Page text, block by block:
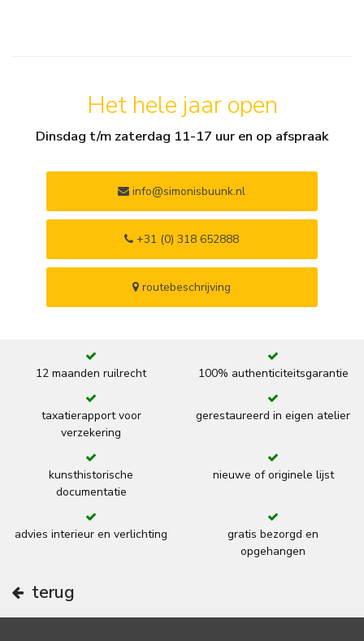
Het hele jaar open
Dinsdag t/m zaterdag 11-17 uur en op afspraak
info@simonisbuunk.nl
+31 (0) 318 652888
routebeschrijving
12 maanden ruilrecht 100% authenticiteitsgarantie
taxatierapport voor
verzekering
gerestaureerd in eigen atelier
kunsthistorische
documentatie
nieuwe of originele lijst
advies interieur en verlichting
gratis bezorgd en
opgehangen
terug